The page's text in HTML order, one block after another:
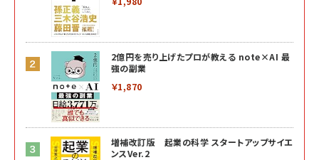
2億円を売り上げたプロが教える note×AI 最
強の副業
￥1,870
増補改訂版 起業の科学 スタートアップサイエ
ンスVer.2